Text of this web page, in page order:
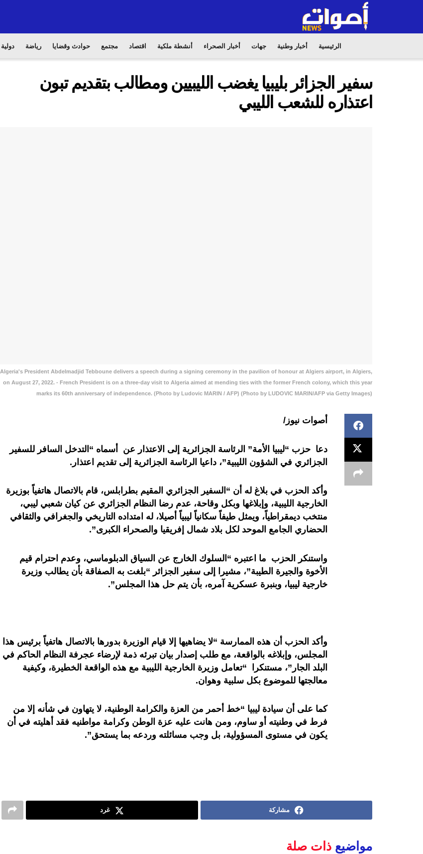
الرئيسية أخبار وطنية جهات أخبار الصحراء أنشطة ملكية اقتصاد مجتمع حوادث وقضايا رياضة دولية
سفير الجزائر بليبيا يغضب الليبيين ومطالب بتقديم تبون
اعتذاره للشعب الليبي
Algeria's President Abdelmadjid Tebboune delivers a speech during a signing ceremony in the pavilion of honour at Algiers airport, in Algiers,
on August 27, 2022. - French President is on a three-day visit to Algeria aimed at mending ties with the former French colony, which this year
marks its 60th anniversary of independence. (Photo by Ludovic MARIN / AFP) (Photo by LUDOVIC MARIN/AFP via Getty Images)
أصوات نيوز/
دعا حزب “ليبيا الأمة” الرئاسة الجزائرية إلى الاعتذار عن أسماه “التدخل السافر للسفير
الجزائري في الشؤون الليبية”، داعيا الرئاسة الجزائرية إلى تقديم اعتذار.
وأكد الحزب في بلاغ له أن “السفير الجزائري المقيم بطرابلس، قام بالاتصال هاتفياً بوزيرة
الخارجية الليبية، وإبلاغها وبكل وقاحة، عدم رضا النظام الجزائري عن كيان شعبي ليبي،
منتخب ديمقراطياً، ويمثل طيفاً سكانياً ليبياً أصيلا، له امتداده التاريخي والجغرافي والثقافي
الحضاري الجامع الموحد لكل بلاد شمال إفريقيا والصحراء الكبرى”.
واستنكر الحزب ما اعتبره “السلوك الخارج عن السياق الدبلوماسي، وعدم احترام قيم
الأخوة والجيرة الطيبة”، مشيرا إلى سفير الجزائر “بلغت به الصفاقة بأن يطالب وزيرة
خارجية ليبيا، وبنبرة عسكرية آمره، بأن يتم حل هذا المجلس”.
وأكد الحزب أن هذه الممارسة “لا يضاهيها إلا قيام الوزيرة بدورها بالاتصال هاتفياً برئيس هذا
المجلس، وإبلاغه بالواقعة، مع طلب إصدار بيان تبرئه ذمة لإرضاء عجرفة النظام الحاكم في
البلد الجار”، مستنكرا “تعامل وزيرة الخارجية الليبية مع هذه الواقعة الخطيرة، وكيفية
معالجتها للموضوع بكل سلبية وهوان.
كما على أن ‏سيادة ليبيا “خط أحمر من العزة والكرامة الوطنية، لا يتهاون في شأنه إلا من
فرط في وطنيته أو ساوم، ومن هانت عليه عزة الوطن وكرامة مواطنيه فقد أهليته في أن
يكون في مستوى المسؤولية، بل وجب مسائلته وردعه بما يستحق”.
مشاركة غرد
مواضيع ذات صلة